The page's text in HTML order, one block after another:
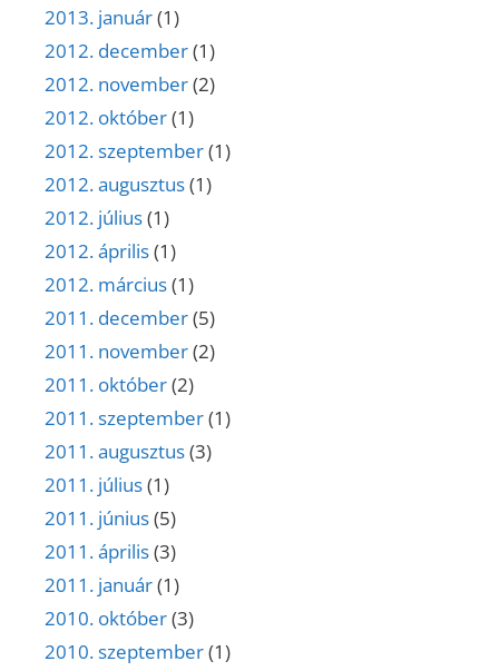
2013. január(1)
2012. december(1)
2012. november(2)
2012. október(1)
2012. szeptember(1)
2012. augusztus(1)
2012. július(1)
2012. április(1)
2012. március(1)
2011. december(5)
2011. november(2)
2011. október(2)
2011. szeptember(1)
2011. augusztus(3)
2011. július(1)
2011. június(5)
2011. április(3)
2011. január(1)
2010. október(3)
2010. szeptember(1)